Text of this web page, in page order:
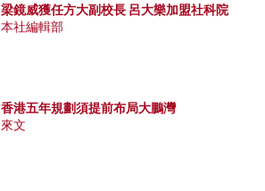
梁鏡威獲任方大副校長 呂大樂加盟社科院
本社編輯部
香港五年規劃須提前布局大鵬灣
來文